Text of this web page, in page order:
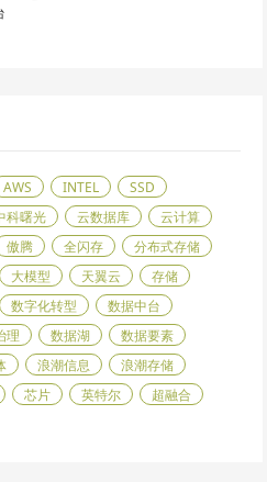
AWS INTEL
SSD
科曙光 云数据库
云计算
傲腾 全闪存
分布式存储
大模型 天翼云
存储
数字化转型
数据中台
理 数据湖
数据要素
浪潮信息
浪潮存储
芯片 英特尔
超融合